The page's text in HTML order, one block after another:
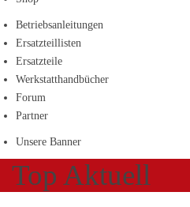
Betriebsanleitungen
Ersatzteillisten
Ersatzteile
Werkstatthandbücher
Forum
Partner
Unsere Banner
Top Aktuell